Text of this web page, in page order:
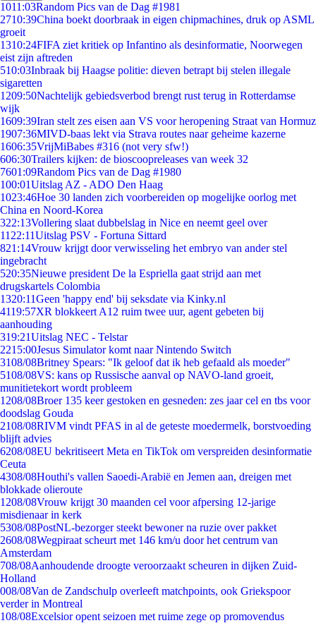
1011:03Random Pics van de Dag #1981
2710:39China boekt doorbraak in eigen chipmachines, druk op ASML
groeit
1310:24FIFA ziet kritiek op Infantino als desinformatie, Noorwegen
eist zijn aftreden
510:03Inbraak bij Haagse politie: dieven betrapt bij stelen illegale
sigaretten
1209:50Nachtelijk gebiedsverbod brengt rust terug in Rotterdamse
wijk
1609:39Iran stelt zes eisen aan VS voor heropening Straat van Hormuz
1907:36MIVD-baas lekt via Strava routes naar geheime kazerne
1606:35VrijMiBabes #316 (not very sfw!)
606:30Trailers kijken: de bioscoopreleases van week 32
7601:09Random Pics van de Dag #1980
100:01Uitslag AZ - ADO Den Haag
1023:46Hoe 30 landen zich voorbereiden op mogelijke oorlog met
China en Noord-Korea
322:13Vollering slaat dubbelslag in Nice en neemt geel over
11 22:11Uitslag PSV - Fortuna Sittard
821:14Vrouw krijgt door verwisseling het embryo van ander stel
ingebracht
520:35Nieuwe president De la Espriella gaat strijd aan met
drugskartels Colombia
1320:11Geen 'happy end' bij seksdate via Kinky.nl
4119:57XR blokkeert A12 ruim twee uur, agent gebeten bij
aanhouding
319:21Uitslag NEC - Telstar
2215:00Jesus Simulator komt naar Nintendo Switch
3108/08Britney Spears: "Ik geloof dat ik heb gefaald als moeder"
5108/08VS: kans op Russische aanval op NAVO-land groeit,
munitietekort wordt probleem
1208/08Broer 135 keer gestoken en gesneden: zes jaar cel en tbs voor
doodslag Gouda
2108/08RIVM vindt PFAS in al de geteste moedermelk, borstvoeding
blijft advies
6208/08EU bekritiseert Meta en TikTok om verspreiden desinformatie
Ceuta
4308/08Houthi's vallen Saoedi-Arabië en Jemen aan, dreigen met
blokkade olieroute
1208/08Vrouw krijgt 30 maanden cel voor afpersing 12-jarige
misdienaar in kerk
5308/08PostNL-bezorger steekt bewoner na ruzie over pakket
2608/08Wegpiraat scheurt met 146 km/u door het centrum van
Amsterdam
708/08Aanhoudende droogte veroorzaakt scheuren in dijken Zuid-
Holland
008/08Van de Zandschulp overleeft matchpoints, ook Griekspoor
verder in Montreal
108/08Excelsior opent seizoen met ruime zege op promovendus